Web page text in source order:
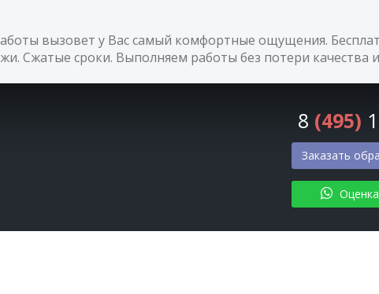
вызовет у Вас самый комфортные ощущения.
Сжатые сроки. Выполняем работы без потери качества
8 (495)
Заказать